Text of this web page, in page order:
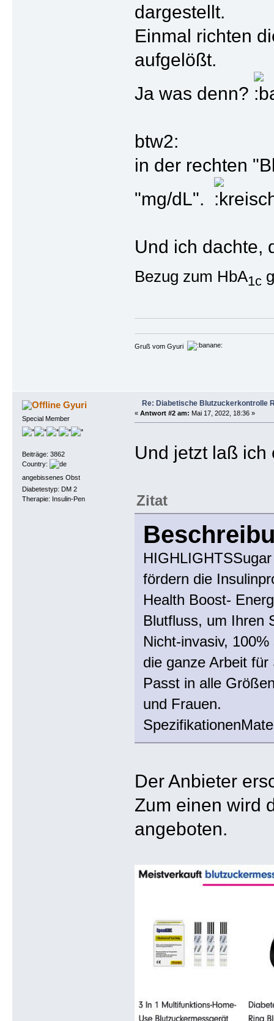
dargestellt.
Einmal richten
aufgelößt.
Ja was denn?
btw2:
in der rechten
"mg/dL".
Und ich dachte,
Bezug zum HbA1c
Gruß vom Gyuri
Gyuri
Special Member
Beiträge: 3862
Country:
angebissenes Obst
Diabetestyp: DM 2
Therapie: Insulin-Pen
Re: Diabetische Blutzuckerkontrolle
« Antwort #2 am: Mai 17, 2022, 18:36 »
Und jetzt laß
Zitat
fördern die
Health Boost-
Blutfluss, um Ihren
Nicht-invasiv,
die ganze Arbeit für
Passt in alle
und Frauen.
Der Anbieter
Zum einen wird
angeboten.